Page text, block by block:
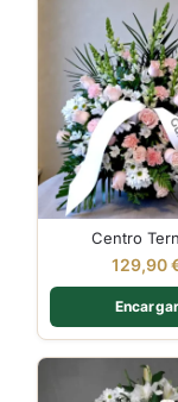
Centro
129,90
Encargar